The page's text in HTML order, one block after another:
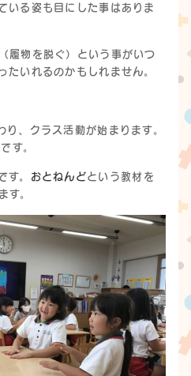
いる姿も目にした事はありま
履物を脱ぐ）という事がいつ
たいれるのかもしれません。
り、クラス活動が始まります。
す。
す。 おとねんどという教材を
す。